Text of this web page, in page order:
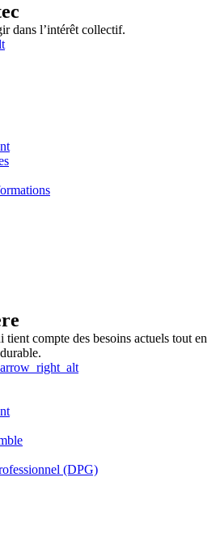
dans l’intérêt collectif.
tient compte des besoins actuels tout en
arrow_right_alt
(DPG)